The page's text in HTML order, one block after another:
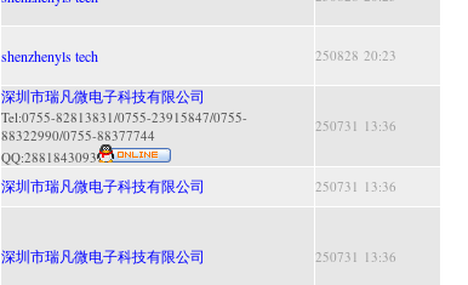
shenzhenyls tech 250828 20:23
深圳市瑞凡微电子科技有限公司
Tel:0755-82813831/0755-23915847/0755-
88322990/0755-88377744
QQ:2881843093
250731 13:36
深圳市瑞凡微电子科技有限公司 250731 13:36
深圳市瑞凡微电子科技有限公司 250731 13:36